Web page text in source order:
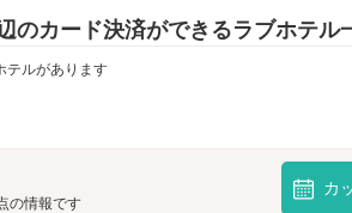
のカード決済ができるラブホテル
テルがあります
の情報です
カ